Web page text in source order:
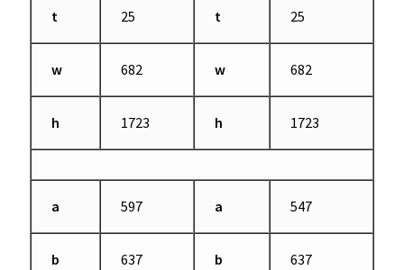
t 25 t 25
w 682 w 682
h 1723 h 1723
a 597 a 547
b 637 b 637